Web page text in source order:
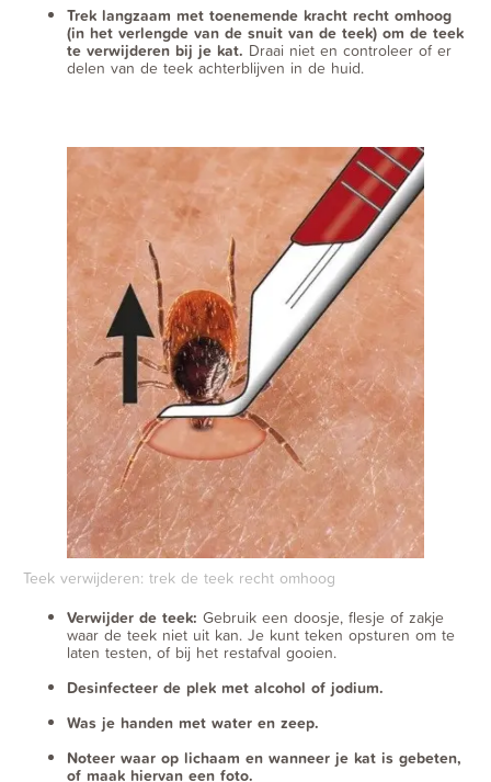
Trek langzaam met toenemende kracht recht omhoog
(in het verlengde van de snuit van de teek) om de teek
te verwijderen bij je kat. Draai niet en controleer of er
delen van de teek achterblijven in de huid.
Teek verwijderen: trek de teek recht omhoog
Verwijder de teek: Gebruik een doosje, flesje of zakje
waar de teek niet uit kan. Je kunt teken opsturen om te
laten testen, of bij het restafval gooien.
Desinfecteer de plek met alcohol of jodium.
Was je handen met water en zeep.
Noteer waar op lichaam en wanneer je kat is gebeten,
of maak hiervan een foto.